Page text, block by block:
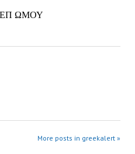
ΕΠ ΩΜΟΥ
More posts in greekalert »